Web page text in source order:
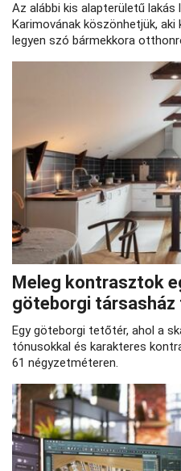
Az alábbi kis alapterületű
Karimovának köszönhetjük,
legyen szó bármekkora
Meleg kontrasztok
göteborgi
Egy göteborgi tetőtér, ahol a
tónusokkal és karakteres
61 négyzetméteren.